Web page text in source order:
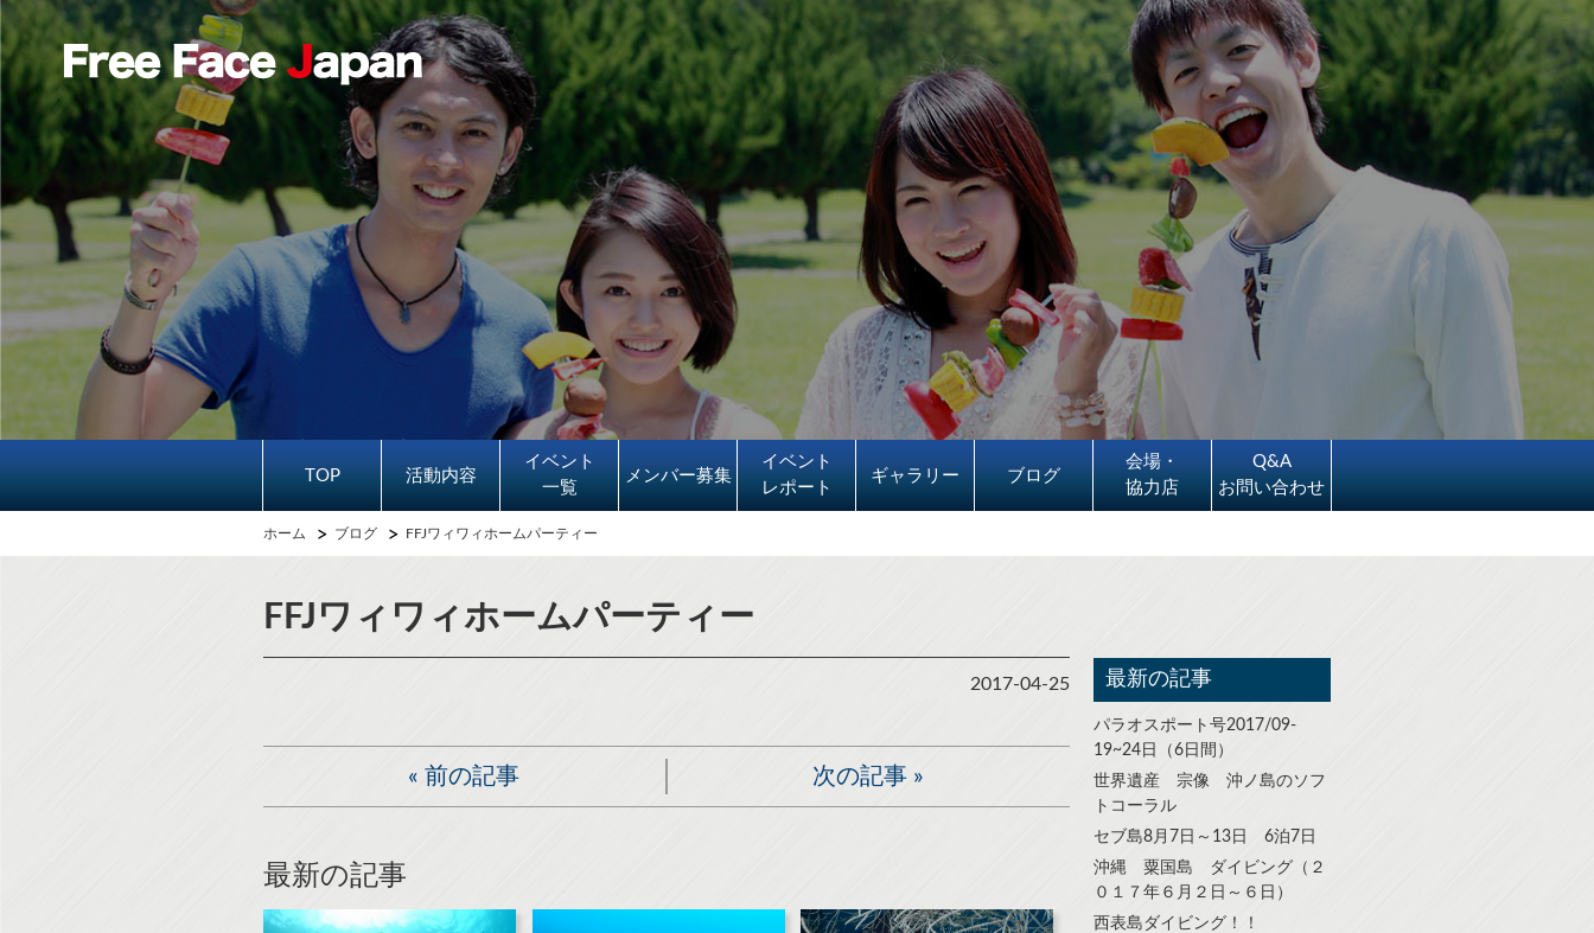
TOP 活動内容
イベント
一覧
メンバー募集
イベント
レポート
ギャラリー ブログ
会場・
協力店
Q&A
お問い合わせ
ホーム ブログ FFJワィワィホームパーティー
FFJワィワィホームパーティー
2017-04-25
«前の記事 次の記事 »
最新の記事
最新の記事
パラオスポート号2017/09-
19~24日（6日間）
世界遺産 宗像 沖ノ島のソフ
トコーラル
セブ島8月7日～13日 6泊7日
沖縄 粟国島 ダイビング（２
０１７年６月２日～６日）
西表島ダイビング！！